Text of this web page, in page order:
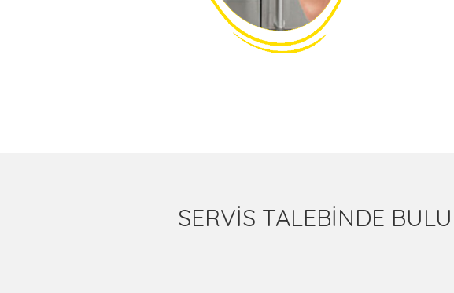
SERVİS TALEBİNDE